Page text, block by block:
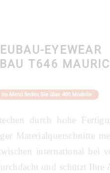
EYEWEAR
T646
im Menü finden Sie über 400 Modelle
durch hohe
Materialquerschnitte
international bei
und schützt